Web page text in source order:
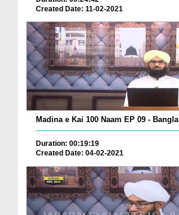
Created Date: 11-02-2021
Madina e Kai 100 Naam EP 09 - Bangla
Duration: 00:19:19
Created Date: 04-02-2021